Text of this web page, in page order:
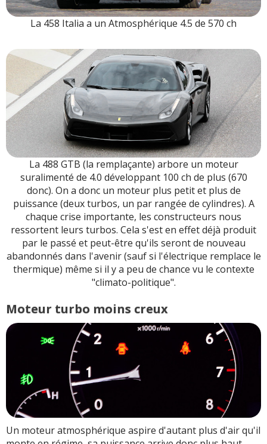
La 458 Italia a un Atmosphérique 4.5 de 570 ch
La 488 GTB (la remplaçante) arbore un moteur
suralimenté de 4.0 développant 100 ch de plus (670
donc). On a donc un moteur plus petit et plus de
puissance (deux turbos, un par rangée de cylindres). A
chaque crise importante, les constructeurs nous
ressortent leurs turbos. Cela s'est en effet déjà produit
par le passé et peut-être qu'ils seront de nouveau
abandonnés dans l'avenir (sauf si l'électrique remplace le
thermique) même si il y a peu de chance vu le contexte
"climato-politique".
Moteur turbo moins creux
Un moteur atmosphérique aspire d'autant plus d'air qu'il